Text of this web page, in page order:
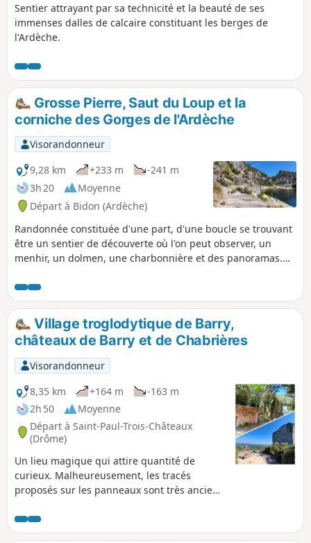
Sentier attrayant par sa technicité et la beauté de ses
immenses dalles de calcaire constituant les berges de
l'Ardèche.
Grosse Pierre, Saut du Loup et la
corniche des Gorges de l'Ardèche
Visorandonneur
9,28 km
+233 m
-241 m
3h 20
Moyenne
Départ à Bidon (Ardèche)
Randonnée constituée d'une part, d'une boucle se trouvant
être un sentier de découverte où l'on peut observer, un
menhir, un dolmen, une charbonnière et des panoramas.
modifiée sur le terrain. Voir les avis et éventuellement
essayer le parcours en sens inverse
Village troglodytique de Barry,
châteaux de Barry et de Chabrières
Visorandonneur
8,35 km
+164 m
-163 m
2h 50
Moyenne
Départ à Saint-Paul-Trois-Châteaux
(Drôme)
Un lieu magique qui attire quantité de
curieux. Malheureusement, les tracés
proposés sur les panneaux sont très anciens
figurent pas sur la carte IGN. Cette boucle
est une proposition qui devrait permettre de